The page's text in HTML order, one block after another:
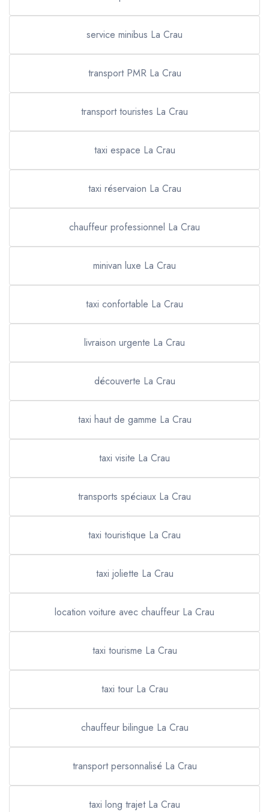
service minibus La Crau
transport PMR La Crau
transport touristes La Crau
taxi espace La Crau
taxi réservaion La Crau
chauffeur professionnel La Crau
minivan luxe La Crau
taxi confortable La Crau
livraison urgente La Crau
découverte La Crau
taxi haut de gamme La Crau
taxi visite La Crau
transports spéciaux La Crau
taxi touristique La Crau
taxi joliette La Crau
location voiture avec chauffeur La Crau
taxi tourisme La Crau
taxi tour La Crau
chauffeur bilingue La Crau
transport personnalisé La Crau
taxi long trajet La Crau